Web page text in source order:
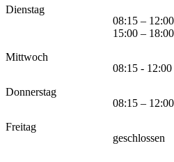
Dienstag
08:15 –
15:00 –
Mittwoch
08:15 -
Donnerstag
08:15 –
Freitag
geschlossen